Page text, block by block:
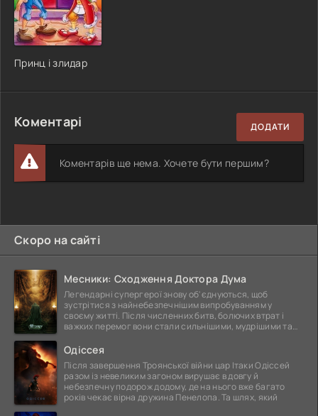
Принц і злидар
Коментарі ДОДАТИ
Коментарів ще нема. Хочете бути першим?
Скоро на сайті
Месники: Сходження Доктора Дума
Легендарні супергерої знову об'єднуються, щоб
зустрітися з найнебезпечнішим випробуванням у
своєму житті. Після численних битв, болючих втрат і
важких перемог вони стали сильнішими, мудрішими та
Одіссея
Після завершення Троянської війни цар Ітаки Одіссей
разом із невеликим загоном вирушає в довгу й
небезпечну подорож додому, де на нього вже багато
років чекає вірна дружина Пенелопа. Та шлях, який